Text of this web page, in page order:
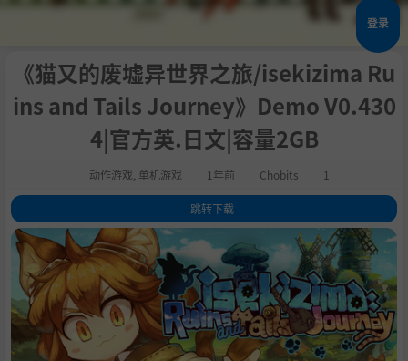
登录
《猫又的废墟异世界之旅/isekizima Ru
ins and Tails Journey》Demo V0.430
4|官方英.日文|容量2GB
动作游戏 单机游戏 1年前 Chobits 1
跳转下载
1.关于这款游戏
2 .isekizima: Ruins and Tails Journey
.制作背景
4.支持的语言
5.AI Policy
6 系统需求